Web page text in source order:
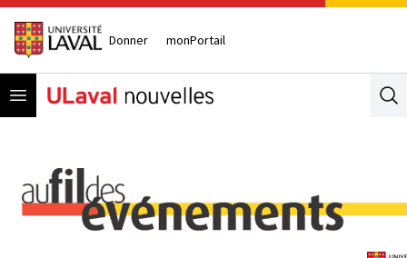
Donner monPortail
Open menu